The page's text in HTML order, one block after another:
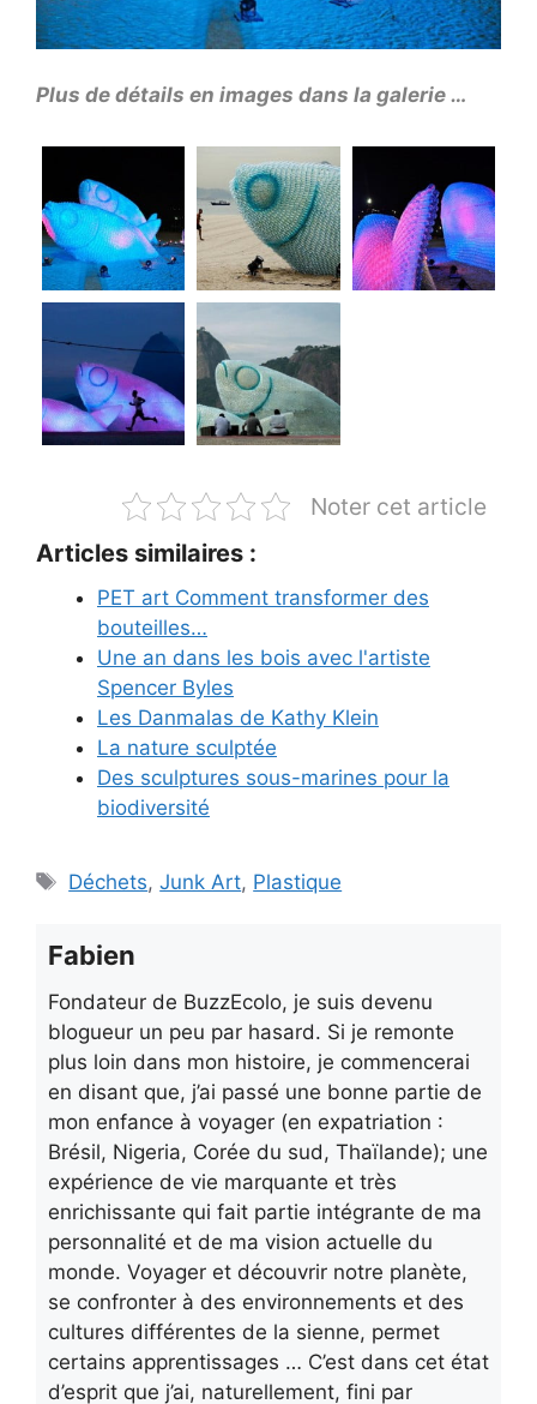
Plus de détails en images dans la galerie …
Noter cet article
Articles similaires :
PET art Comment transformer des
bouteilles…
Une an dans les bois avec l'artiste
Spencer Byles
Les Danmalas de Kathy Klein
La nature sculptée
Des sculptures sous-marines pour la
biodiversité
Étiquettes
Déchets,Junk Art, Plastique
Fabien
Fondateur de BuzzEcolo, je suis devenu
blogueur un peu par hasard. Si je remonte
plus loin dans mon histoire, je commencerai
en disant que, j’ai passé une bonne partie de
mon enfance à voyager (en expatriation :
Brésil, Nigeria, Corée du sud, Thaïlande); une
expérience de vie marquante et très
enrichissante qui fait partie intégrante de ma
personnalité et de ma vision actuelle du
monde. Voyager et découvrir notre planète,
se confronter à des environnements et des
cultures différentes de la sienne, permet
certains apprentissages … C’est dans cet état
d’esprit que j’ai, naturellement, fini par